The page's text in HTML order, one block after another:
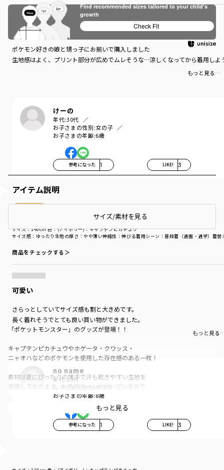
ポケモン好き
ポケモン好きの娘と甥っ子にお揃いで購入しました
生地感はよく、プリント部分が広めでムレそうな…涼しくなってから着用しよ
もっと見る…
けーの
年代:30代
お子さまの性別:女の子
お子さまの年齢:6歳
参考になった 1 LIKE! 3
サイズ感 ：ゆったり 生地の厚さ ：やや薄い伸縮性 ：伸びる着用シーン ：普段着（通園・通学） 着替
サイズ：140cm色：(アイボリー)：キャプテンピカチュウ
商品をチェックする＞
可愛い
さらっとしていてサイズ感も割と大きめです。
長く着れそうでとても良い買い物ができました。
もっと見る
no name
年代:30代
お子さまの性別:男の子
お子さまの年齢:8歳
参考になった 1 LIKE! 3
アイテム説明
サイズ/素材を見る
「ポケットモンスター」のグッズが登場！！
キャプテンピカチュウやホゲータ・クワッス・
ニャオハなどのポケモンを使用した存在感のある一枚！
素材は夏にぴったりの薄手で汗も乾きやすい生地を
使用しております。お名前ネームが付いているので、
通園にもおすすめ。
IV（アイボリー）：キャプテンピカチュウ
S（サックス）：クワッス
もっと見る
Find recommended sizes tailored to your child's
growth
Check Fit